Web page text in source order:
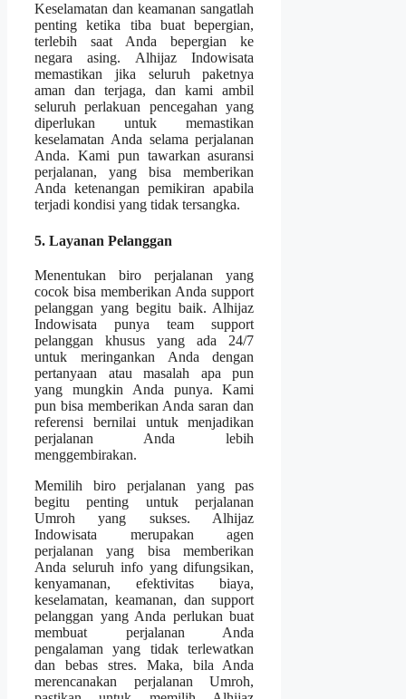
Keselamatan dan keamanan sangatlah
penting ketika tiba buat bepergian,
terlebih saat Anda bepergian ke
negara asing. Alhijaz Indowisata
memastikan jika seluruh paketnya
aman dan terjaga, dan kami ambil
seluruh perlakuan pencegahan yang
diperlukan untuk memastikan
keselamatan Anda selama perjalanan
Anda. Kami pun tawarkan asuransi
perjalanan, yang bisa memberikan
Anda ketenangan pemikiran apabila
terjadi kondisi yang tidak tersangka.
5. Layanan Pelanggan
Menentukan biro perjalanan yang
cocok bisa memberikan Anda support
pelanggan yang begitu baik. Alhijaz
Indowisata punya team support
pelanggan khusus yang ada 24/7
untuk meringankan Anda dengan
pertanyaan atau masalah apa pun
yang mungkin Anda punya. Kami
pun bisa memberikan Anda saran dan
referensi bernilai untuk menjadikan
perjalanan Anda lebih
menggembirakan.
Memilih biro perjalanan yang pas
begitu penting untuk perjalanan
Umroh yang sukses. Alhijaz
Indowisata merupakan agen
perjalanan yang bisa memberikan
Anda seluruh info yang difungsikan,
kenyamanan, efektivitas biaya,
keselamatan, keamanan, dan support
pelanggan yang Anda perlukan buat
membuat perjalanan Anda
pengalaman yang tidak terlewatkan
dan bebas stres. Maka, bila Anda
merencanakan perjalanan Umroh,